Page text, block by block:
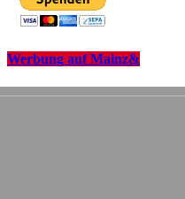
Werbung auf Mainz&